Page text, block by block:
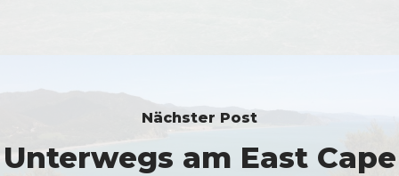
Nächster Post
Unterwegs am East Cape